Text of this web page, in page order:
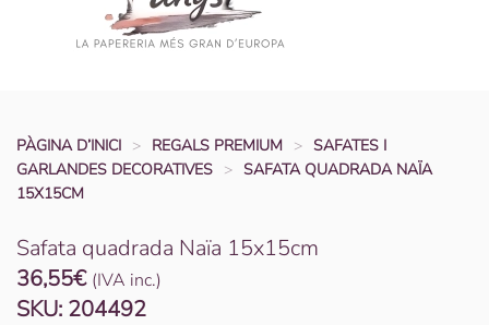
PÀGINA D’INICI REGALS PREMIUM
SAFATES I
GARLANDES DECORATIVES
SAFATA QUADRADA NAÏA
15X15CM
Safata quadrada Naïa 15x15cm
36,55€ (IVA inc.)
SKU: 204492